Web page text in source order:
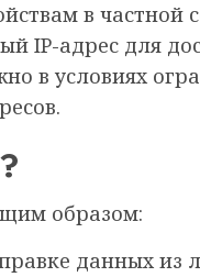
в частной
IP-адрес для
в условиях
образом:
данных из